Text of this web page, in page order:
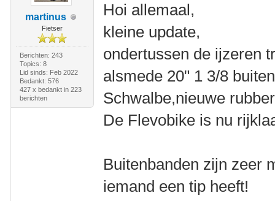
martinus
Fietser
Berichten: 243
Topics: 8
Lid sinds: Feb 2022
Bedankt: 576
427 x bedankt in 223
berichten
Hoi allemaal,
kleine update,
ondertussen de ijzeren
alsmede 20" 1 3/8
Schwalbe,nieuwe
De Flevobike is nu
Buitenbanden zijn zeer
iemand een tip heeft!